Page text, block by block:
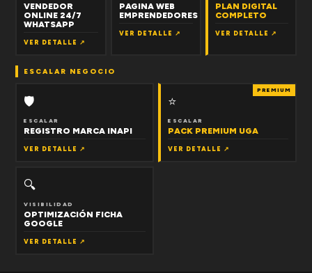
VENDEDOR
ONLINE 24/7
WHATSAPP
VER DETALLE ↗
PAGINA WEB
EMPRENDEDORES
VER DETALLE ↗
PLAN DIGITAL
COMPLETO
VER DETALLE ↗
ESCALAR NEGOCIO
🛡
ESCALAR
REGISTRO MARCA INAPI
VER DETALLE ↗
PREMIUM
⭐
ESCALAR
PACK PREMIUM UGA
VER DETALLE ↗
🔍
VISIBILIDAD
OPTIMIZACIÓN FICHA
GOOGLE
VER DETALLE ↗